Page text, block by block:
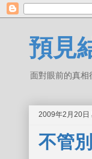
預見
面對眼前的真相
2009年2月20日
不管